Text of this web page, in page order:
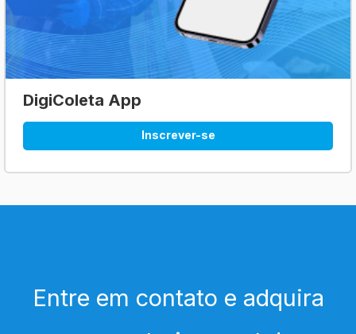
DigiColeta App
Inscrever-se
Entre em contato e adquira